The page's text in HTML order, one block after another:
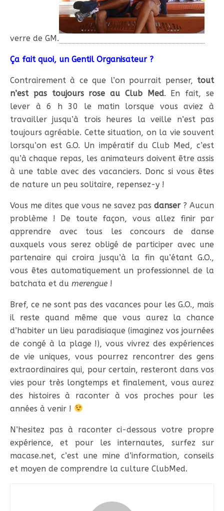
verre de GM.
Ça fait quoi, un Gentil Organisateur ?
Contrairement à ce que l’on pourrait penser, tout
n’est pas toujours rose au Club Med. En fait, se
lever à 6 h 30 le matin lorsque vous aviez à
travailler jusqu’à trois heures la veille n’est pas
toujours agréable. Cette situation, on la vie souvent
lorsqu’on est G.O. Un impératif du Club Med, c’est
qu’à chaque repas, les animateurs doivent être assis
à une table avec des vacanciers. Donc si vous êtes
de nature un peu solitaire, repensez-y !
Vous me dites que vous ne savez pas danser? Aucun
problème ! De toute façon, vous allez finir par
apprendre avec tous les concours de danse
auxquels vous serez obligé de participer avec une
partenaire qui croira jusqu’à la fin qu’étant G.O.,
vous êtes automatiquement un professionnel de la
batchata et du merengue !
Bref, ce ne sont pas des vacances pour les G.O., mais
il reste quand même que vous aurez la chance
d’habiter un lieu paradisiaque (imaginez vos journées
de congé à la plage !), vous vivrez des expériences
de vie uniques, vous pourrez rencontrer des gens
extraordinaires qui, pour certain, resteront dans vos
vies pour très longtemps et finalement, vous aurez
des histoires à raconter à vos proches pour les
années à venir !
N’hesitez pas à raconter ci-dessous votre propre
expérience, et pour les internautes, surfez sur
macase.net, c’est une mine d’information, conseils
et moyen de comprendre la culture ClubMed.